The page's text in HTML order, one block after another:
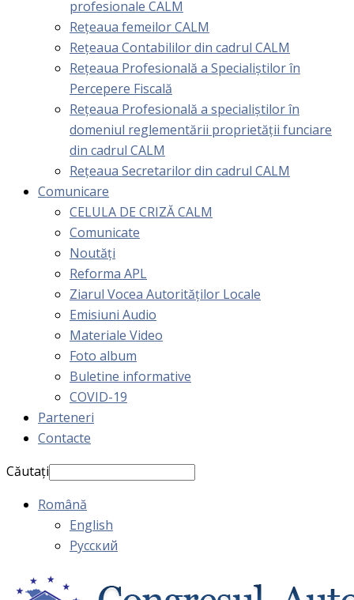
profesionale CALM
Rețeaua femeilor CALM
Rețeaua Contabililor din cadrul CALM
Rețeaua Profesională a Specialiștilor în
Percepere Fiscală
Reţeaua Profesională a specialiştilor în
domeniul reglementării proprietăţii funciare
din cadrul CALM
Rețeaua Secretarilor din cadrul CALM
Comunicare
CELULA DE CRIZĂ CALM
Comunicate
Noutăți
Reforma APL
Ziarul Vocea Autorităților Locale
Emisiuni Audio
Materiale Video
Foto album
Buletine informative
COVID-19
Parteneri
Contacte
Căutați
Română
English
Русский